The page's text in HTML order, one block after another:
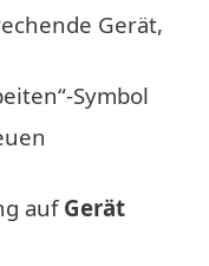
Gerät,
Symbol
auf Gerät